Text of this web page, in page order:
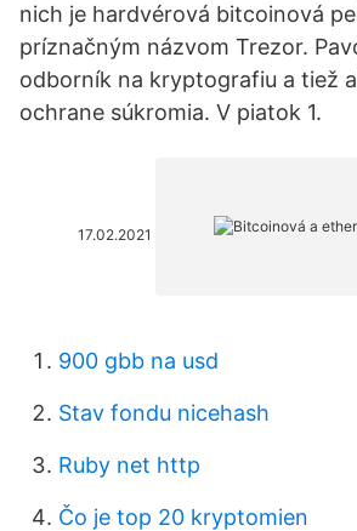
nich je hardvérová bitcoinová
príznačným názvom Trezor.
odborník na kryptografiu a tiež
ochrane súkromia. V piatok 1.
17.02.2021
900 gbb na usd
Stav fondu nicehash
Ruby net http
Čo je top 20 kryptomien